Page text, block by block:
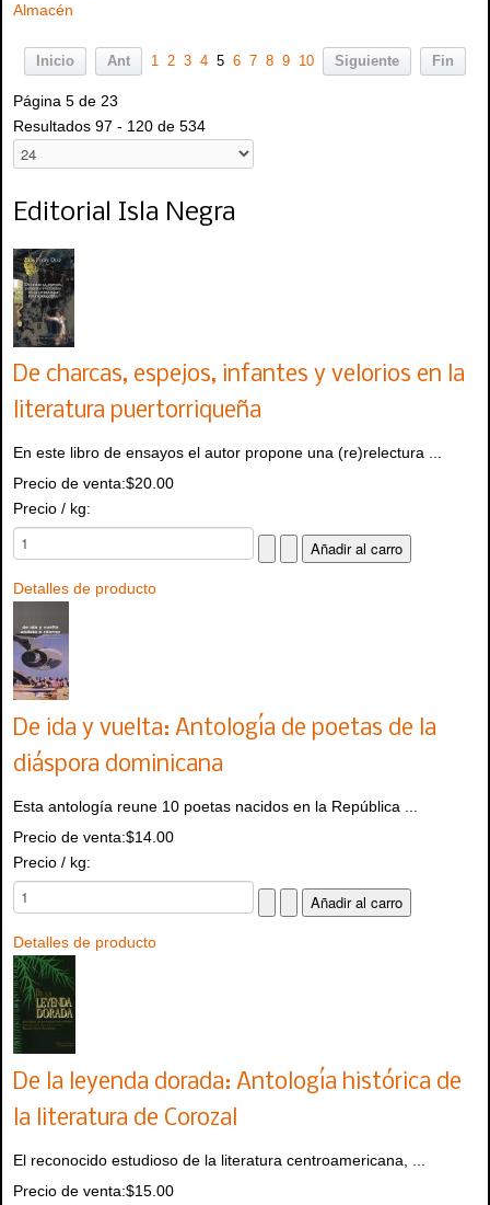
Almacén
Inicio Ant 1 2 3 4 5 6 7 8 9 10 Siguiente Fin
Página 5 de 23
Resultados 97 - 120 de 534
Editorial Isla Negra
De charcas, espejos, infantes y velorios en la
literatura puertorriqueña
En este libro de ensayos el autor propone una (re)relectura ...
Precio de venta:$20.00
Precio / kg:
Detalles de producto
De ida y vuelta: Antología de poetas de la
diáspora dominicana
Esta antología reune 10 poetas nacidos en la República ...
Precio de venta:$14.00
Precio / kg:
Detalles de producto
De la leyenda dorada: Antología histórica de
la literatura de Corozal
El reconocido estudioso de la literatura centroamericana, ...
Precio de venta:$15.00